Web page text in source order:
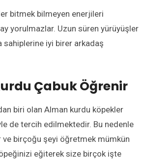
bitmek bilmeyen enerjileri
yorulmazlar. Uzun süren yürüyüşler
sahiplerine iyi birer arkadaş
Çabuk Öğrenir
biri olan Alman kurdu köpekler
de tercih edilmektedir. Bu nedenle
ve birçoğu şeyi öğretmek mümkün
eğiterek size birçok işte